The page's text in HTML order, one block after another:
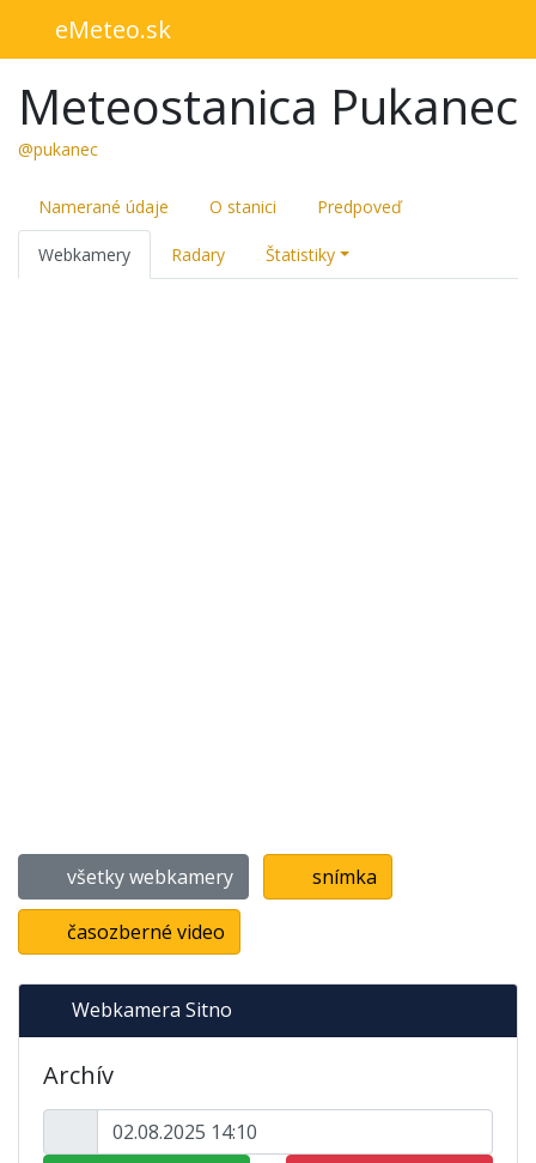
eMeteo.sk
Meteostanica Pukanec
@pukanec
Namerané údaje O stanici Predpoveď
Webkamery Radary Štatistiky
všetky webkamery snímka
časozberné video
Webkamera Sitno
Archív